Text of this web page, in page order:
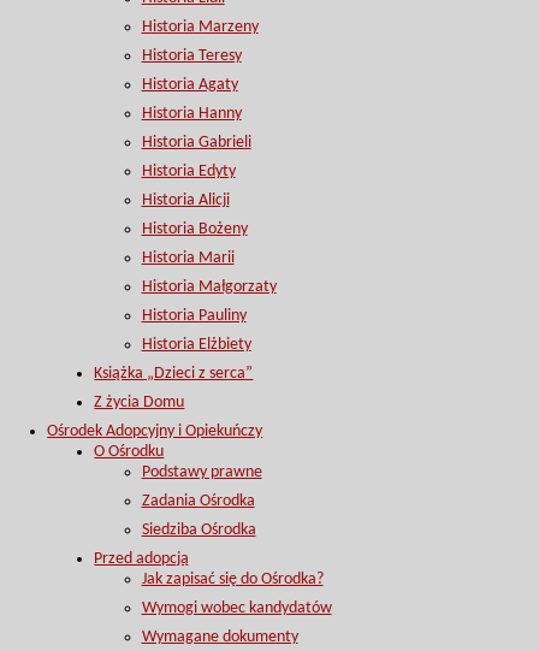
Historia Marzeny
Historia Teresy
Historia Agaty
Historia Hanny
Historia Gabrieli
Historia Edyty
Historia Alicji
Historia Bożeny
Historia Marii
Historia Małgorzaty
Historia Pauliny
Historia Elżbiety
Książka „Dzieci z serca”
Z życia Domu
Ośrodek Adopcyjny i Opiekuńczy
O Ośrodku
Podstawy prawne
Zadania Ośrodka
Siedziba Ośrodka
Przed adopcją
Jak zapisać się do Ośrodka?
Wymogi wobec kandydatów
Wymagane dokumenty